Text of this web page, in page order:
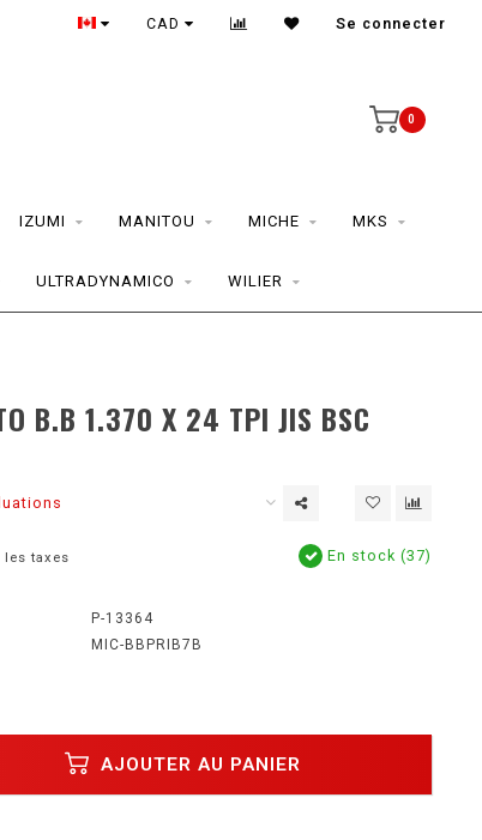
CAD Se connecter
0
IZUMI MANITOU MICHE MKS
ULTRADYNAMICO WILIER
B.B 1.370 X 24 TPI JIS BSC
les taxes En stock (37)
P-13364
MIC-BBPRIB7B
AJOUTER AU PANIER